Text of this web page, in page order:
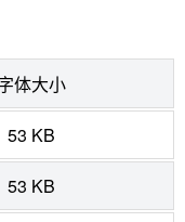
体大小
53 KB
53 KB